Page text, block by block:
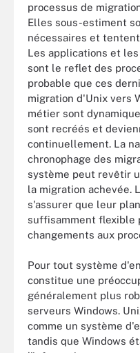
processus de
Elles sous-estiment
nécessaires et
Les applications et
sont le reflet des
probable que ces
migration d'Unix vers
métier sont
sont recréés et
continuellement. La
chronophage des
système peut revêtir
la migration achevée.
s'assurer que leur
suffisamment flexible
changements aux
Pour tout système
constitue une
généralement plus
serveurs Windows.
comme un système
tandis que Windows